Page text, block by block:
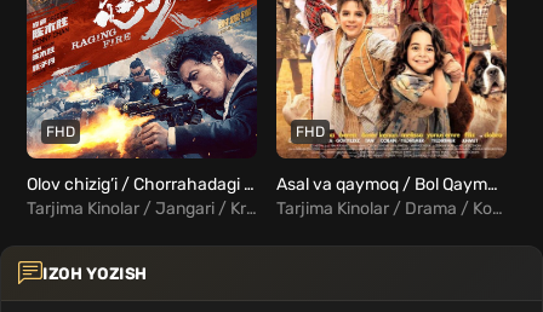
FHD
Olov chizig’i / Chorrahadagi To'qnashuv / Xavfli otishma Uzbek Tilida
Tarjima Kinolar / Jangari / Kriminal / Triller / Xorij Kinolar Uzbek Tilida
FHD
Asal va qaymoq / Bol Qaymoq / Asal va smetana Uzbek Tilida
Tarjima Kinolar / Drama / Komediya / Oilaviy / Turk Kinolar Uzbek Tilida
IZOH YOZISH